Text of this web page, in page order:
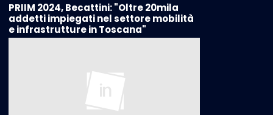
PRIIM 2024, Becattini: "Oltre 20mila
addetti impiegati nel settore mobilità
e infrastrutture in Toscana"